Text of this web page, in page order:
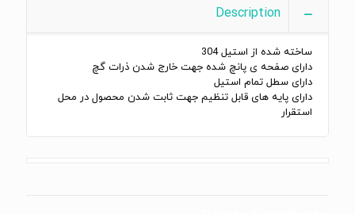
Description
ساخته شده از استیل 304
دارای صفحه ی پانچ شده جهت خارج شدن ذرات گچ
دارای سطل تمام استیل
دارای پایه های قابل تنظیم جهت ثابت شدن محصول در محل
استقرار